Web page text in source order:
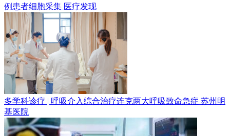
例患者细胞采集 医疗发现
多学科诊疗 | 呼吸介入综合治疗连克两大呼吸致命急症 苏州明
基医院